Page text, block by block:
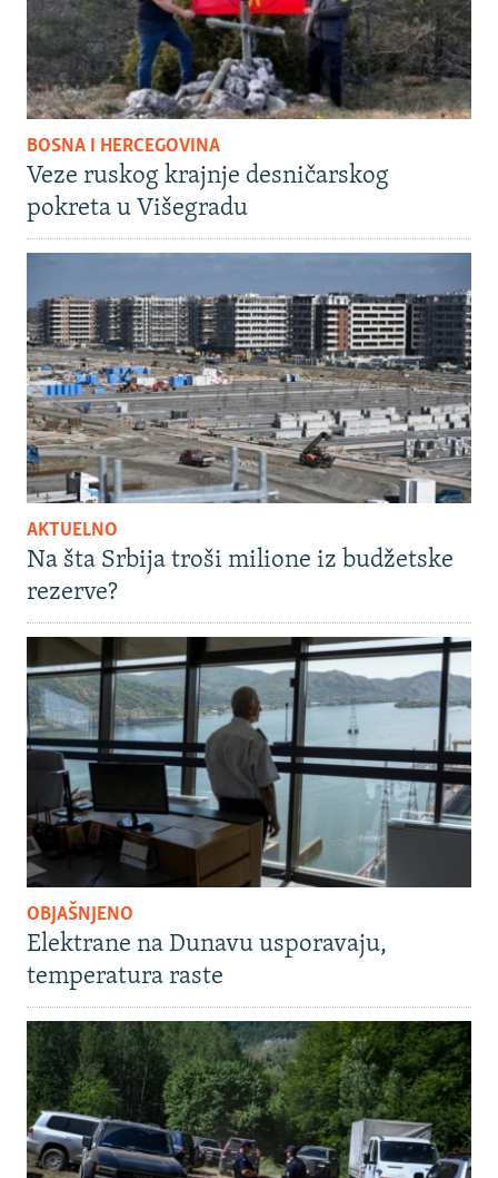
BOSNA I HERCEGOVINA
Veze ruskog krajnje desničarskog
pokreta u Višegradu
AKTUELNO
Na šta Srbija troši milione iz budžetske
rezerve?
OBJAŠNJENO
Elektrane na Dunavu usporavaju,
temperatura raste